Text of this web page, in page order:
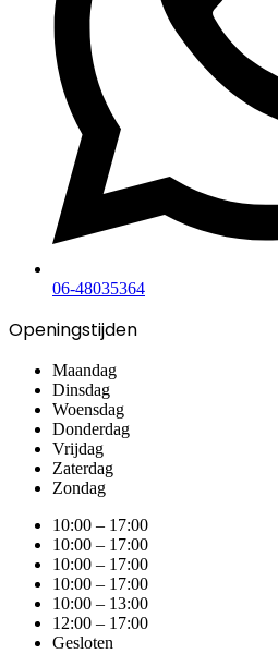
06-48035364
Openingstijden
Maandag
Dinsdag
Woensdag
Donderdag
Vrijdag
Zaterdag
Zondag
10:00 – 17:00
10:00 – 17:00
10:00 – 17:00
10:00 – 17:00
10:00 – 13:00
12:00 – 17:00
Gesloten